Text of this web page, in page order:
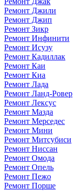
Ремонт Джили
Ремонт Джип
Ремонт Зикр
Ремонт Инфинити
Ремонт Исузу
Ремонт Кадиллак
Ремонт Каи
Ремонт Киа
Ремонт Лада
Ремонт Ланд-Ровер
Ремонт Лексус
Ремонт Мазда
Ремонт Мерседес
Ремонт Мини
Ремонт Митсубиси
Ремонт Ниссан
Ремонт Омода
Ремонт Опель
Ремонт Пежо
Ремонт Порше